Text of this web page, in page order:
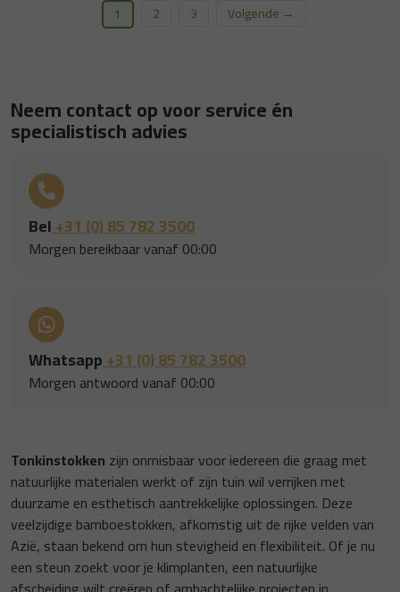
1 2 3 Volgende →
Neem contact op voor service én
specialistisch advies
Bel+31 (0) 85 782 3500
Morgen bereikbaar vanaf 00:00
Whatsapp+31 (0) 85 782 3500
Morgen antwoord vanaf 00:00
Tonkinstokken zijn onmisbaar voor iedereen die graag met
natuurlijke materialen werkt of zijn tuin wil verrijken met
duurzame en esthetisch aantrekkelijke oplossingen. Deze
veelzijdige bamboestokken, afkomstig uit de rijke velden van
Azië, staan bekend om hun stevigheid en flexibiliteit. Of je nu
een steun zoekt voor je klimplanten, een natuurlijke